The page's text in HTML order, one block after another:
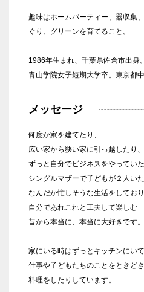
趣味はホームパーティー、器収集
ぐり、グリーンを育てること。
1986年生まれ、千葉県佐倉市出身。
青山学院女子短期大学卒。東京都
メッセージ
何度か家を建てたり、
広い家から狭い家に引っ越したり、
ずっと自分でビジネスをやっていた
シングルマザーで子どもが２人いた
なんだか忙しそうな生活をしており
自分であれこれと工夫して楽しむ
昔から本当に、本当に大好きです。
家にいる時はずっとキッチンにいて
仕事や子どもたちのことをときど
料理をしたりしています。